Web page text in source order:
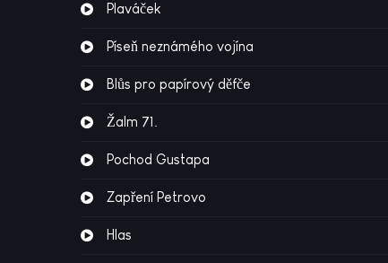
Plaváček
Píseň neznámého vojína
Blůs pro papírový děfče
Žalm 71.
Pochod Gustapa
Zapření Petrovo
Hlas